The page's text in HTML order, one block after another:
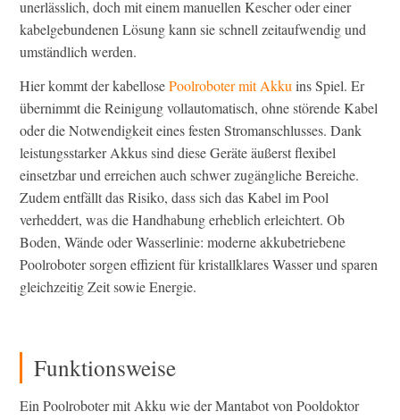
unerlässlich, doch mit einem manuellen Kescher oder einer
kabelgebundenen Lösung kann sie schnell zeitaufwendig und
umständlich werden.
Hier kommt der kabellosePoolroboter mit Akku ins Spiel. Er
übernimmt die Reinigung vollautomatisch, ohne störende Kabel
oder die Notwendigkeit eines festen Stromanschlusses. Dank
leistungsstarker Akkus sind diese Geräte äußerst flexibel
einsetzbar und erreichen auch schwer zugängliche Bereiche.
Zudem entfällt das Risiko, dass sich das Kabel im Pool
verheddert, was die Handhabung erheblich erleichtert. Ob
Boden, Wände oder Wasserlinie: moderne akkubetriebene
Poolroboter sorgen effizient für kristallklares Wasser und sparen
gleichzeitig Zeit sowie Energie.
Funktionsweise
Ein Poolroboter mit Akku wie der Mantabot von Pooldoktor